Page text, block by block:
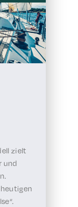
zielt
und